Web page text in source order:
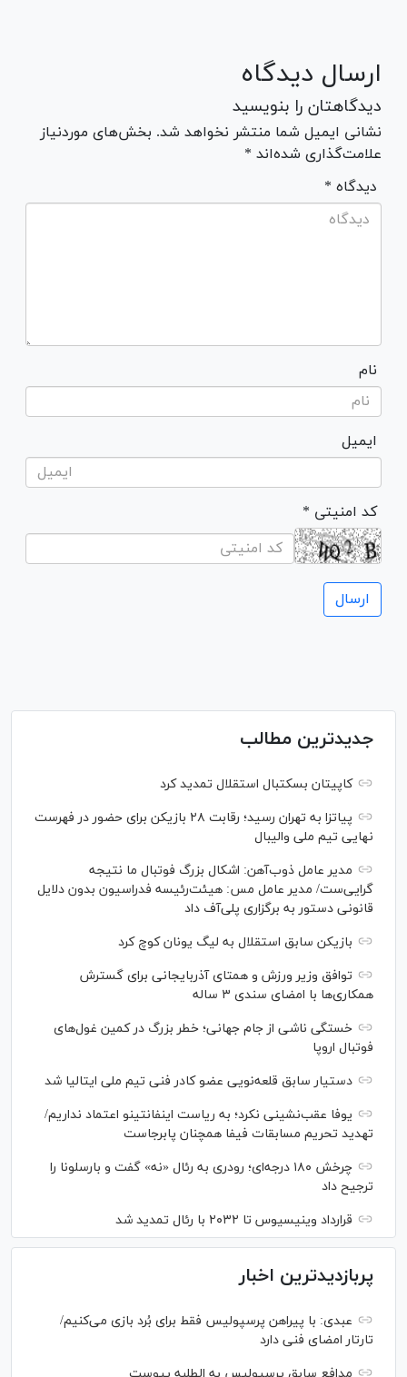
ارسال دیدگاه
دیدگاهتان را بنویسید
نشانی ایمیل شما منتشر نخواهد شد. بخش‌های موردنیاز
علامت‌گذاری شده‌اند *
* دیدگاه
نام
ایمیل
* کد امنیتی
جدیدترین مطالب
کاپیتان بسکتبال استقلال تمدید کرد
پیاتزا به تهران رسید؛ رقابت ۲۸ بازیکن برای حضور در فهرست
نهایی تیم ملی والیبال
مدیر عامل ذوب‌آهن: اشکال بزرگ فوتبال ما نتیجه
گرایی‌ست/ مدیر عامل مس: هیئت‌رئیسه فدراسیون بدون دلایل
قانونی دستور به برگزاری پلی‌آف داد
بازیکن سابق استقلال به لیگ یونان کوچ کرد
توافق وزیر ورزش و همتای آذربایجانی برای گسترش
همکاری‌ها با امضای سندی ۳ ساله
خستگی ناشی از جام جهانی؛ خطر بزرگ در کمین غول‌های
فوتبال اروپا
دستیار سابق قلعه‌نویی عضو کادر فنی تیم ملی ایتالیا شد
یوفا عقب‌نشینی نکرد؛ به ریاست اینفانتینو اعتماد نداریم/
تهدید تحریم مسابقات فیفا همچنان پابرجاست
چرخش ۱۸۰ درجه‌ای؛ رودری به رئال «نه» گفت و بارسلونا را
ترجیح داد
قرارداد وینیسیوس تا ۲۰۳۲ با رئال‌ تمدید شد
پربازدیدترین اخبار
عبدی: با پیراهن پرسپولیس فقط برای بُرد بازی می‌کنیم/
تارتار امضای فنی دارد